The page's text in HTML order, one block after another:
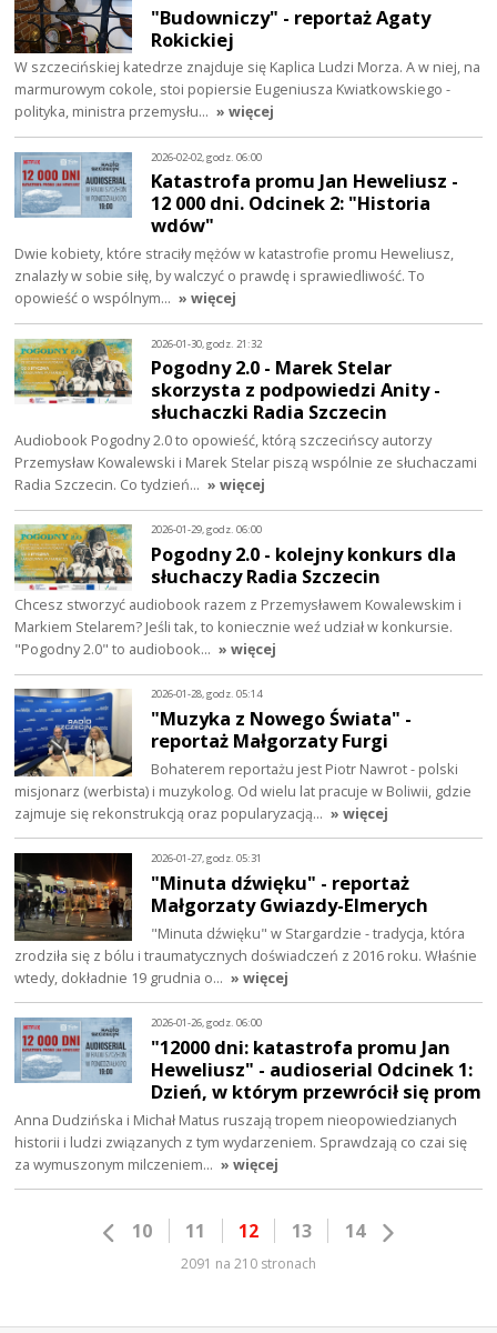
"Budowniczy" - reportaż Agaty
Rokickiej
W szczecińskiej katedrze znajduje się Kaplica Ludzi Morza. A w niej, na
marmurowym cokole, stoi popiersie Eugeniusza Kwiatkowskiego -
polityka, ministra przemysłu… » więcej
2026-02-02, godz. 06:00
Katastrofa promu Jan Heweliusz -
12 000 dni. Odcinek 2: "Historia
wdów"
Dwie kobiety, które straciły mężów w katastrofie promu Heweliusz,
znalazły w sobie siłę, by walczyć o prawdę i sprawiedliwość. To
opowieść o wspólnym… » więcej
2026-01-30, godz. 21:32
Pogodny 2.0 - Marek Stelar
skorzysta z podpowiedzi Anity -
słuchaczki Radia Szczecin
Audiobook Pogodny 2.0 to opowieść, którą szczecińscy autorzy
Przemysław Kowalewski i Marek Stelar piszą wspólnie ze słuchaczami
Radia Szczecin. Co tydzień… » więcej
2026-01-29, godz. 06:00
Pogodny 2.0 - kolejny konkurs dla
słuchaczy Radia Szczecin
Chcesz stworzyć audiobook razem z Przemysławem Kowalewskim i
Markiem Stelarem? Jeśli tak, to koniecznie weź udział w konkursie.
"Pogodny 2.0" to audiobook… » więcej
2026-01-28, godz. 05:14
"Muzyka z Nowego Świata" -
reportaż Małgorzaty Furgi
Bohaterem reportażu jest Piotr Nawrot - polski
misjonarz (werbista) i muzykolog. Od wielu lat pracuje w Boliwii, gdzie
zajmuje się rekonstrukcją oraz popularyzacją… » więcej
2026-01-27, godz. 05:31
"Minuta dźwięku" - reportaż
Małgorzaty Gwiazdy-Elmerych
"Minuta dźwięku" w Stargardzie - tradycja, która
zrodziła się z bólu i traumatycznych doświadczeń z 2016 roku. Właśnie
wtedy, dokładnie 19 grudnia o… » więcej
2026-01-26, godz. 06:00
"12000 dni: katastrofa promu Jan
Heweliusz" - audioserial Odcinek 1:
Dzień, w którym przewrócił się prom
Anna Dudzińska i Michał Matus ruszają tropem nieopowiedzianych
historii i ludzi związanych z tym wydarzeniem. Sprawdzają co czai się
za wymuszonym milczeniem… » więcej
10 11 12 13 14
2091 na 210 stronach